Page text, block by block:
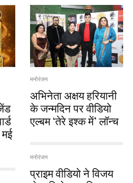
मनोरंजन
अभिनेता अक्षय हरियानी
के जन्मदिन पर वीडियो
एल्बम ‘तेरे इश्क में’ लॉन्च
मनोरंजन
प्राइम वीडियो ने विजय